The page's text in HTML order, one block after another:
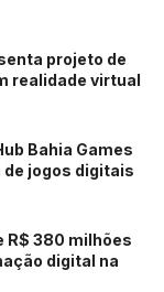
projeto de
realidade virtual
Bahia Games
jogos digitais
R$ 380 milhões
digital na